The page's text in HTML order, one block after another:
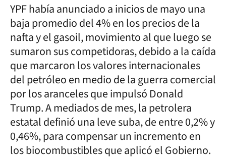
YPF había anunciado a inicios de mayo una
baja promedio del 4% en los precios de la
nafta y el gasoil, movimiento al que luego se
sumaron sus competidoras, debido a la caída
que marcaron los valores internacionales
del petróleo en medio de la guerra comercial
por los aranceles que impulsó Donald
Trump. A mediados de mes, la petrolera
estatal definió una leve suba, de entre 0,2% y
0,46%, para compensar un incremento en
los biocombustibles que aplicó el Gobierno.